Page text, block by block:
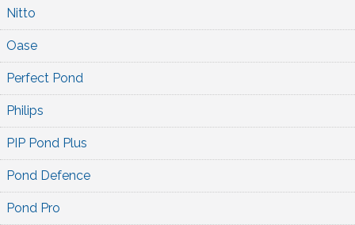
Nitto
Oase
Perfect Pond
Philips
PIP Pond Plus
Pond Defence
Pond Pro